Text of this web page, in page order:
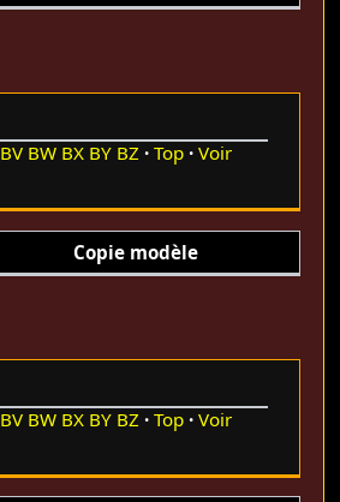
BV BW BX BY BZ Top
Voir
Copie modèle
BV BW BX BY BZ Top
Voir